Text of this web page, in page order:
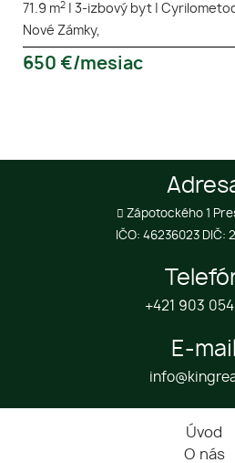
71.9 m2 3-izbový byt
Nové Zámky,
650 €/mesiac
Zápotockého 1
IČO: 46236023 DIČ:
+421 903
E-mail
Úvod
O nás